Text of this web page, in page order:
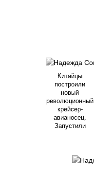
Китайцы
построили
новый
революционный
крейсер-
авианосец.
Запустили